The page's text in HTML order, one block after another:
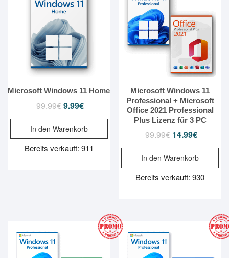
Microsoft Windows 11 Home
99.99€Ursprünglicher
Preis
war:
99.99€
9.99€
Preis
ist:
9.99€.
In den Warenkorb
Bereits verkauft: 911
Microsoft Windows 11
Professional + Microsoft
Office 2021 Professional
Plus Lizenz für 3 PC
99.99€ Ursprünglicher
Preis
war:
99.99€
14.99€
Preis
ist:
14.99€.
In den Warenkorb
Bereits verkauft: 930